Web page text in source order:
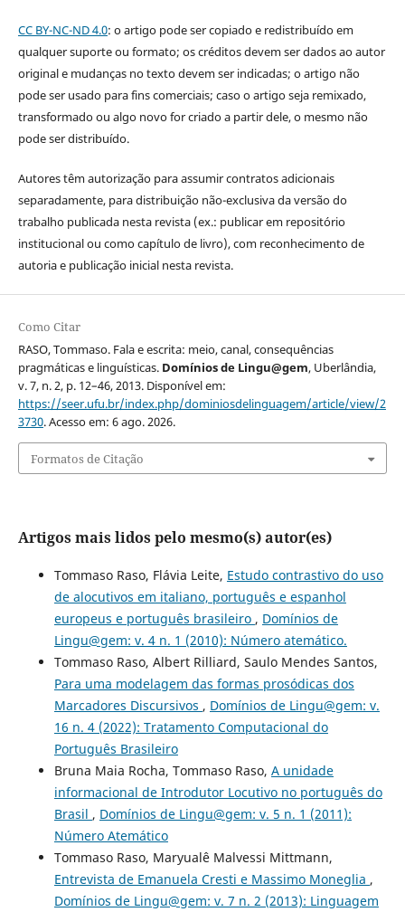
CC BY-NC-ND 4.0: o artigo pode ser copiado e redistribuído em
qualquer suporte ou formato; os créditos devem ser dados ao autor
original e mudanças no texto devem ser indicadas; o artigo não
pode ser usado para fins comerciais; caso o artigo seja remixado,
transformado ou algo novo for criado a partir dele, o mesmo não
pode ser distribuído.
Autores têm autorização para assumir contratos adicionais
separadamente, para distribuição não-exclusiva da versão do
trabalho publicada nesta revista (ex.: publicar em repositório
institucional ou como capítulo de livro), com reconhecimento de
autoria e publicação inicial nesta revista.
Como Citar
RASO, Tommaso. Fala e escrita: meio, canal, consequências
pragmáticas e linguísticas. Domínios de Lingu@gem, Uberlândia,
v. 7, n. 2, p. 12–46, 2013. Disponível em:
https://seer.ufu.br/index.php/dominiosdelinguagem/article/view/2
3730. Acesso em: 6 ago. 2026.
Formatos de Citação
Artigos mais lidos pelo mesmo(s) autor(es)
Tommaso Raso, Flávia Leite, Estudo contrastivo do uso
de alocutivos em italiano, português e espanhol
europeus e português brasileiro , Domínios de
Lingu@gem: v. 4 n. 1 (2010): Número atemático.
Tommaso Raso, Albert Rilliard, Saulo Mendes Santos,
Para uma modelagem das formas prosódicas dos
Marcadores Discursivos , Domínios de Lingu@gem: v.
16 n. 4 (2022): Tratamento Computacional do
Português Brasileiro
Bruna Maia Rocha, Tommaso Raso, A unidade
informacional de Introdutor Locutivo no português do
Brasil , Domínios de Lingu@gem: v. 5 n. 1 (2011):
Número Atemático
Tommaso Raso, Maryualê Malvessi Mittmann,
Entrevista de Emanuela Cresti e Massimo Moneglia ,
Domínios de Lingu@gem: v. 7 n. 2 (2013): Linguagem